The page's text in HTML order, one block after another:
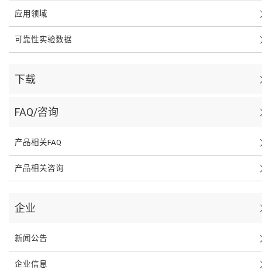
应用领域
可靠性实验数据
下载
FAQ/咨询
产品相关FAQ
产品相关咨询
企业
新闻公告
企业信息